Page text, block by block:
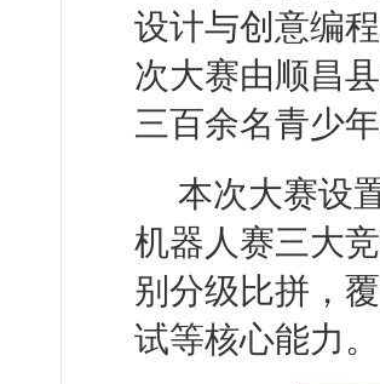
设计与创意编
次大赛由顺昌
三百余名青少
本次大赛设
机器人赛三大
别分级比拼，
试等核心能力。